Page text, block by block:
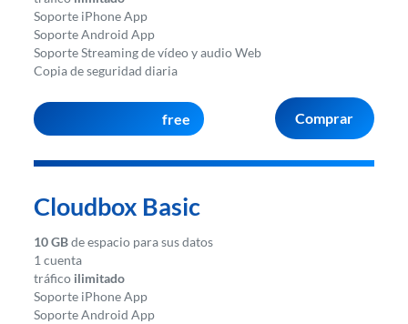
Soporte iPhone App
Soporte Android App
Soporte Streaming de vídeo y audio Web
Copia de seguridad diaria
free Comprar
Cloudbox Basic
10 GBde espacio para sus datos
1 cuenta
tráfico ilimitado
Soporte iPhone App
Soporte Android App